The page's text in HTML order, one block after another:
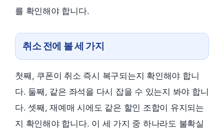
를 확인해야 합니다.
취소 전에 볼 세 가지
첫째, 쿠폰이 취소 즉시 복구되는지 확인해야 합니
다. 둘째, 같은 좌석을 다시 잡을 수 있는지 봐야 합니
다. 셋째, 재예매 시에도 같은 할인 조합이 유지되는
지 확인해야 합니다. 이 세 가지 중 하나라도 불확실